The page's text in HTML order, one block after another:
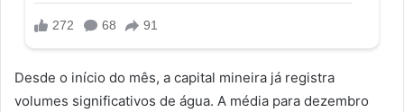
Desde o início do mês, a capital mineira já registra
volumes significativos de água. A média para dezembro